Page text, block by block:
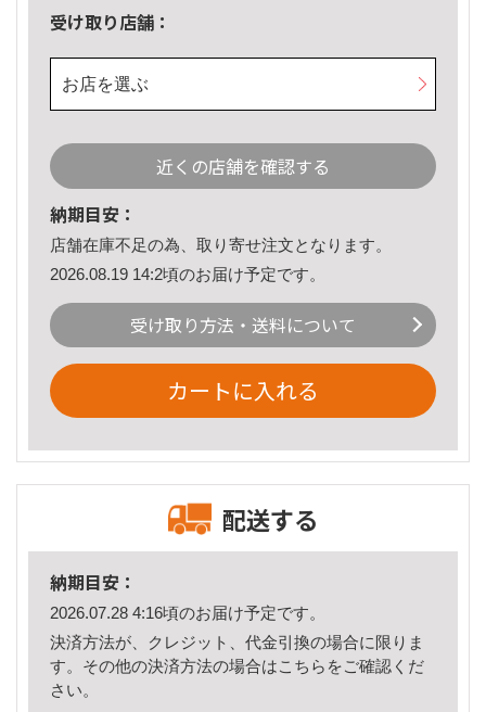
受け取り店舗：
お店を選ぶ
近くの店舗を確認する
納期目安：
店舗在庫不足の為、取り寄せ注文となります。
2026.08.19 14:2頃のお届け予定です。
受け取り方法・送料について
カートに入れる
配送する
納期目安：
2026.07.28 4:16頃のお届け予定です。
決済方法が、クレジット、代金引換の場合に限りま
す。その他の決済方法の場合はこちら をご確認くだ
さい。